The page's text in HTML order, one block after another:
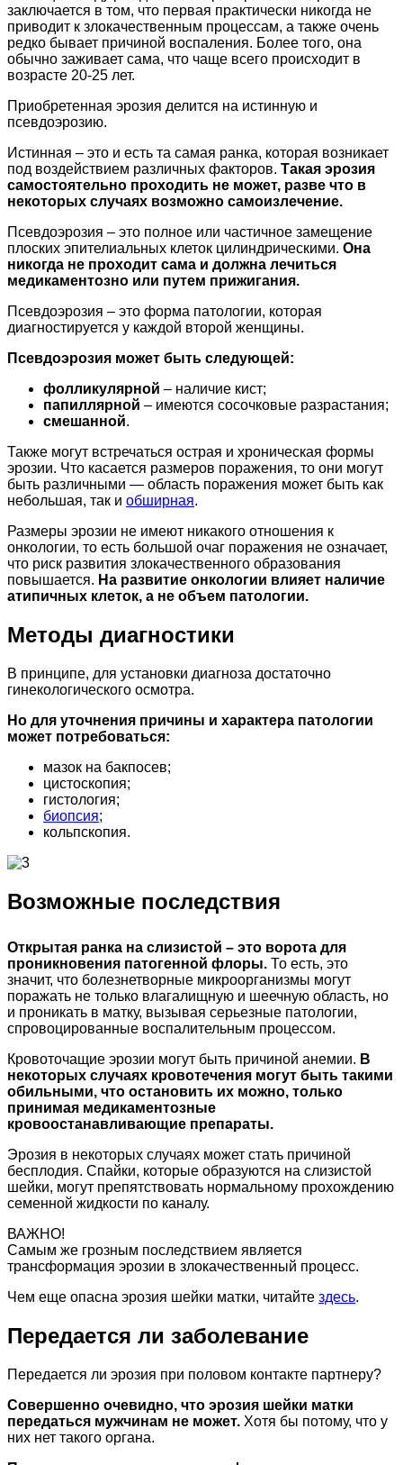
заключается в том, что первая практически никогда не
приводит к злокачественным процессам, а также очень
редко бывает причиной воспаления. Более того, она
обычно заживает сама, что чаще всего происходит в
возрасте 20-25 лет.
Приобретенная эрозия делится на истинную и
псевдоэрозию.
Истинная – это и есть та самая ранка, которая возникает
под воздействием различных факторов. Такая эрозия
самостоятельно проходить не может, разве что в
некоторых случаях возможно самоизлечение.
Псевдоэрозия – это полное или частичное замещение
плоских эпителиальных клеток цилиндрическими. Она
никогда не проходит сама и должна лечиться
медикаментозно или путем прижигания.
Псевдоэрозия – это форма патологии, которая
диагностируется у каждой второй женщины.
Псевдоэрозия может быть следующей:
фолликулярной – наличие кист;
папиллярной – имеются сосочковые разрастания;
смешанной.
Также могут встречаться острая и хроническая формы
эрозии. Что касается размеров поражения, то они могут
быть различными — область поражения может быть как
небольшая, так и обширная.
Размеры эрозии не имеют никакого отношения к
онкологии, то есть большой очаг поражения не означает,
что риск развития злокачественного образования
повышается. На развитие онкологии влияет наличие
атипичных клеток, а не объем патологии.
Методы диагностики
В принципе, для установки диагноза достаточно
гинекологического осмотра.
Но для уточнения причины и характера патологии
может потребоваться:
мазок на бакпосев;
цистоскопия;
гистология;
биопсия;
кольпскопия.
Возможные последствия
Открытая ранка на слизистой – это ворота для
проникновения патогенной флоры. То есть, это
значит, что болезнетворные микроорганизмы могут
поражать не только влагалищную и шеечную область, но
и проникать в матку, вызывая серьезные патологии,
спровоцированные воспалительным процессом.
Кровоточащие эрозии могут быть причиной анемии. В
некоторых случаях кровотечения могут быть такими
обильными, что остановить их можно, только
принимая медикаментозные
кровоостанавливающие препараты.
Эрозия в некоторых случаях может стать причиной
бесплодия. Спайки, которые образуются на слизистой
шейки, могут препятствовать нормальному прохождению
семенной жидкости по каналу.
ВАЖНО!
Самым же грозным последствием является
трансформация эрозии в злокачественный процесс.
Чем еще опасна эрозия шейки матки, читайте здесь.
Передается ли заболевание
Передается ли эрозия при половом контакте партнеру?
Совершенно очевидно, что эрозия шейки матки
передаться мужчинам не может. Хотя бы потому, что у
них нет такого органа.